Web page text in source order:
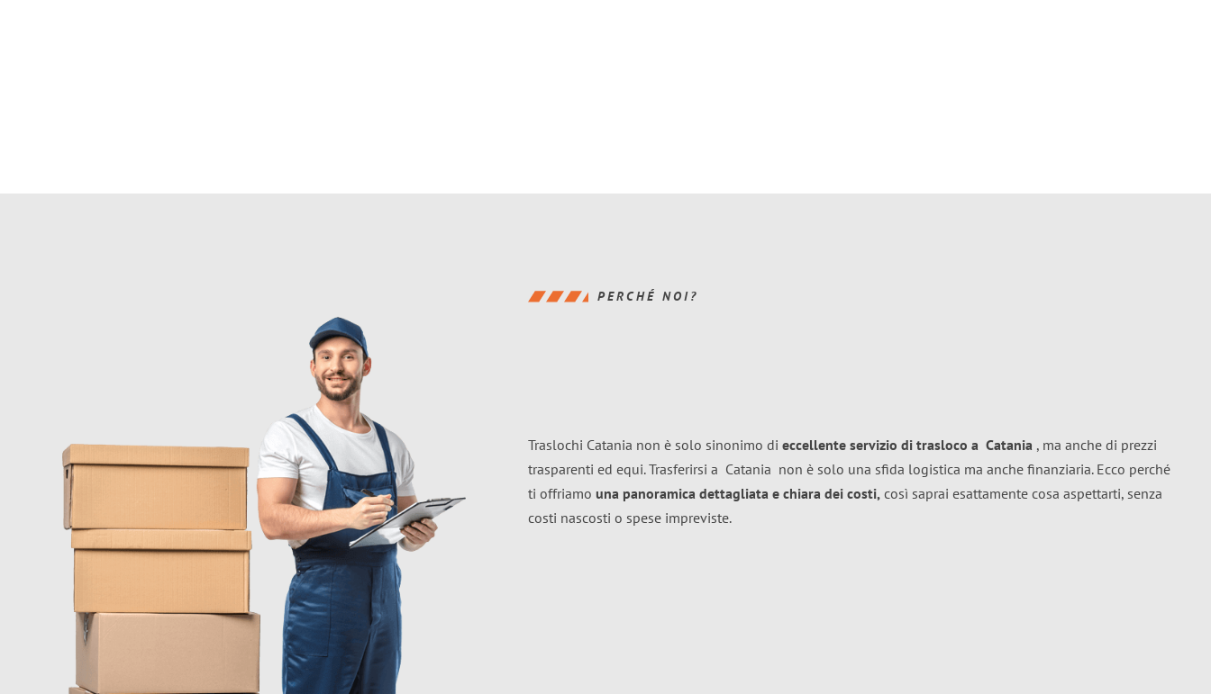
PERCHÉ NOI?
Traslochi Catania non è solo sinonimo di eccellente servizio di trasloco a Catania , ma anche di prezzi
trasparenti ed equi. Trasferirsi a Catania non è solo una sfida logistica ma anche finanziaria. Ecco perché
ti offriamo una panoramica dettagliata e chiara dei costi, così saprai esattamente cosa aspettarti, senza
costi nascosti o spese impreviste.